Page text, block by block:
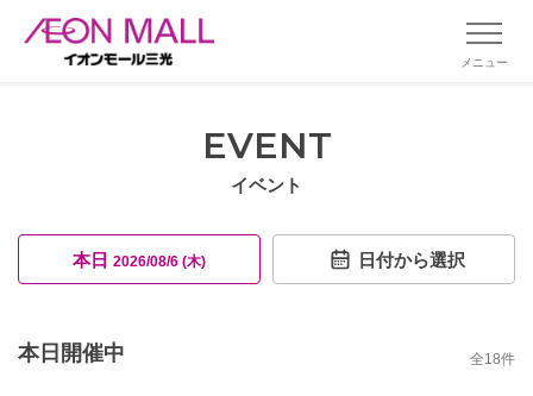
メニュー
EVENT
イベント
本日 2026/08/6 (木) 日付から選択
本日開催中 全18件